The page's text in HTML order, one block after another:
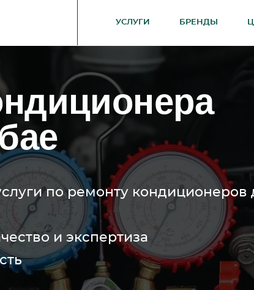
УСЛУГИ БРЕНДЫ
по ремонту кондиционеров
и экспертиза